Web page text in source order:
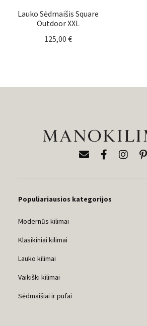
Lauko Sėdmaišis Square
Outdoor XXL
125,00 €
Populiariausios kategorijos
Modernūs kilimai
Klasikiniai kilimai
Lauko kilimai
Vaikiški kilimai
Sėdmaišiai ir pufai